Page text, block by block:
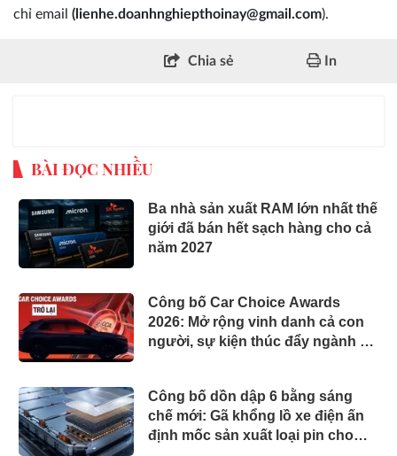
chỉ email (lienhe.doanhnghiepthoinay@gmail.com).
Chia sẻ In
BÀI ĐỌC NHIỀU
Ba nhà sản xuất RAM lớn nhất thế
giới đã bán hết sạch hàng cho cả
năm 2027
Công bố Car Choice Awards
2026: Mở rộng vinh danh cả con
người, sự kiện thúc đẩy ngành xe
Công bố dồn dập 6 bằng sáng
chế mới: Gã khổng lồ xe điện ấn
định mốc sản xuất loại pin cho